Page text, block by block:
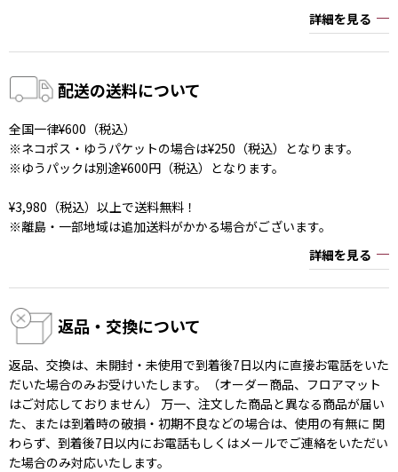
詳細を見る
配送の送料について
全国一律¥600（税込）
※ネコポス・ゆうパケットの場合は¥250（税込）となります。
※ゆうパックは別途¥600円（税込）となります。
¥3,980（税込）以上で送料無料！
※離島・一部地域は追加送料がかかる場合がございます。
詳細を見る
返品・交換について
返品、交換は、未開封・未使用で到着後7日以内に直接お電話をいた
だいた場合のみお受けいたします。（オーダー商品、フロアマット
はご対応しておりません） 万一、注文した商品と異なる商品が届い
た、または到着時の破損・初期不良などの場合は、使用の有無に 関
わらず、到着後7日以内にお電話もしくはメールでご連絡をいただい
た場合のみ対応いたします。